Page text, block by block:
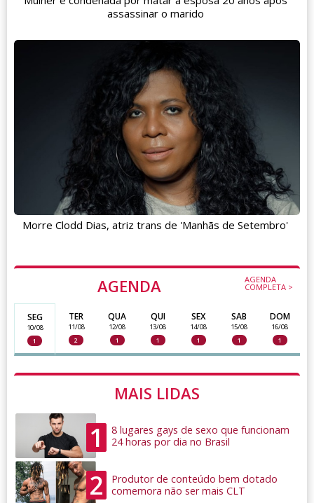
AGENDA AGENDA
COMPLETA >
SEG
10/08
1
TER
11/08
2
QUA
12/08
1
QUI
13/08
1
SEX
14/08
1
SAB
15/08
1
DOM
16/08
1
MAIS LIDAS
1
8 lugares gays de sexo que funcionam
24 horas por dia no Brasil
2
Produtor de conteúdo bem dotado
comemora não ser mais CLT
assassinar o marido
Morre Clodd Dias, atriz trans de 'Manhãs de Setembro'